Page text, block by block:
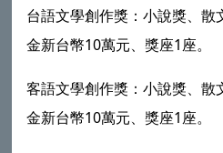
台語文學創作獎：小說獎、
金新台幣10萬元、獎座1座。
客語文學創作獎：小說獎、散
金新台幣10萬元、獎座1座。